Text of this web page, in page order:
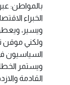
بالمواطن:
الخبراء
ويسير،
ولكني موقن
السياسيون
ويستمر
القادمة